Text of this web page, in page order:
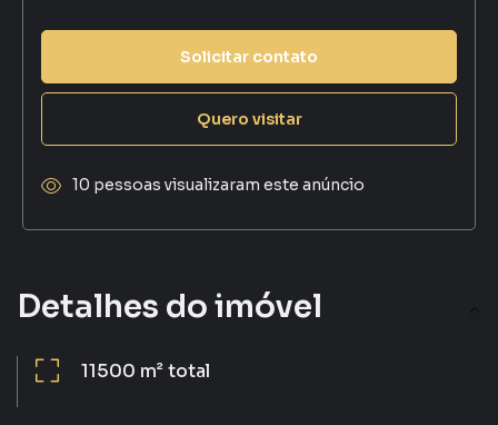
Detalhes do imóvel
11500 m²total
Solicitar contato
Quero visitar
10 pessoas visualizaram este anúncio